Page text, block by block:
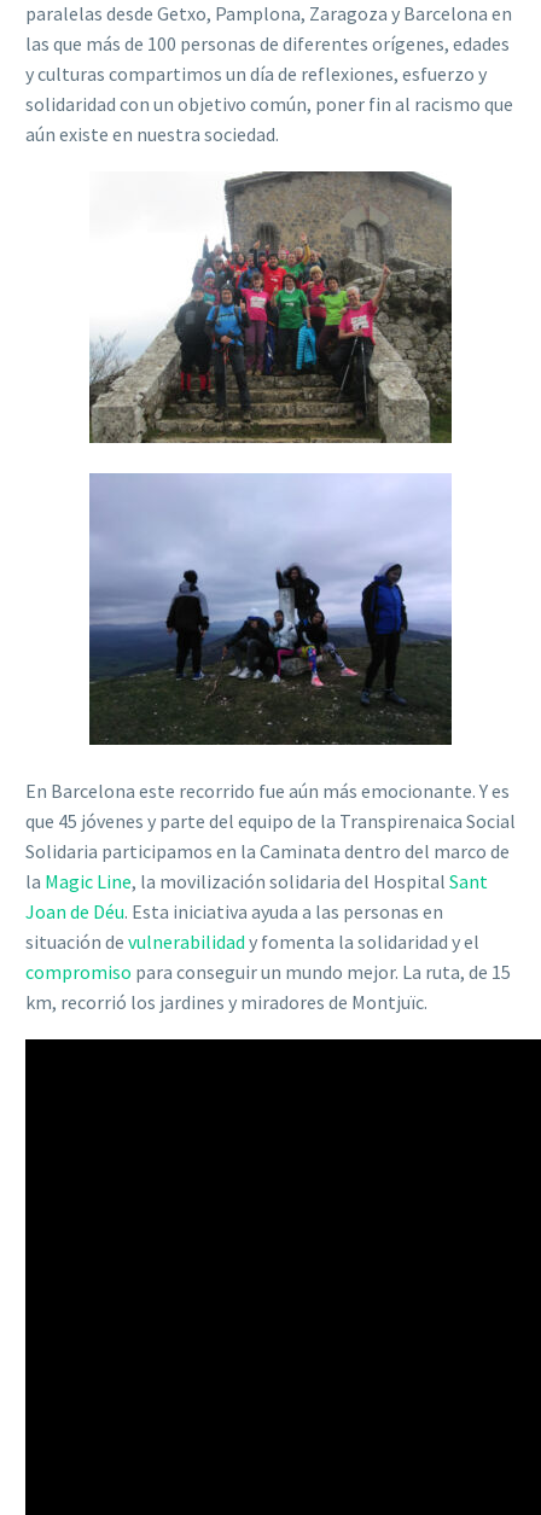
paralelas desde Getxo, Pamplona, Zaragoza y Barcelona en
las que más de 100 personas de diferentes orígenes, edades
y culturas compartimos un día de reflexiones, esfuerzo y
solidaridad con un objetivo común, poner fin al racismo que
aún existe en nuestra sociedad.
En Barcelona este recorrido fue aún más emocionante. Y es
que 45 jóvenes y parte del equipo de la Transpirenaica Social
Solidaria participamos en la Caminata dentro del marco de
la Magic Line, la movilización solidaria del Hospital Sant
Joan de Déu. Esta iniciativa ayuda a las personas en
situación de vulnerabilidad y fomenta la solidaridad y el
compromiso para conseguir un mundo mejor. La ruta, de 15
km, recorrió los jardines y miradores de Montjuïc.